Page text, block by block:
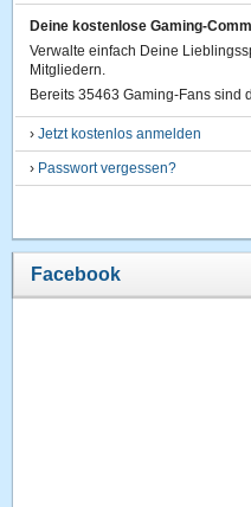
Deine kostenlose Gaming-
Verwalte einfach Deine
Mitgliedern.
Bereits 35463 Gaming-Fans sind
›Jetzt kostenlos anmelden
› Passwort vergessen?
Facebook